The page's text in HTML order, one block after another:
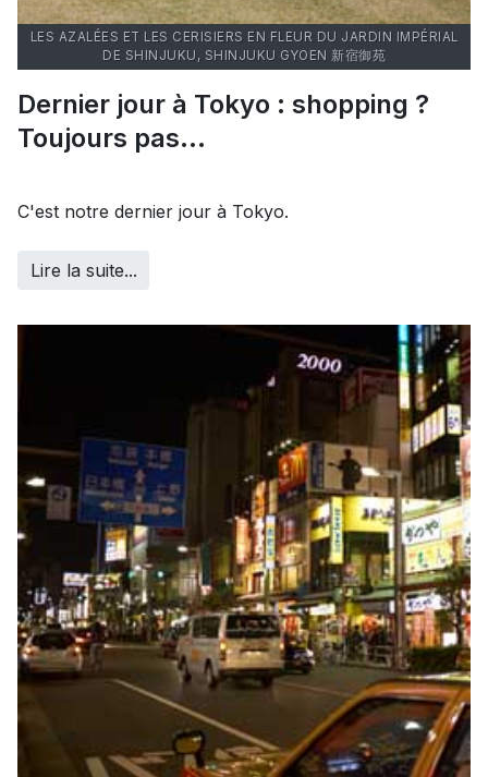
LES AZALÉES ET LES CERISIERS EN FLEUR DU JARDIN IMPÉRIAL
DE SHINJUKU, SHINJUKU GYOEN 新宿御苑
Dernier jour à Tokyo : shopping ?
Toujours pas...
C'est notre dernier jour à Tokyo.
Lire la suite...